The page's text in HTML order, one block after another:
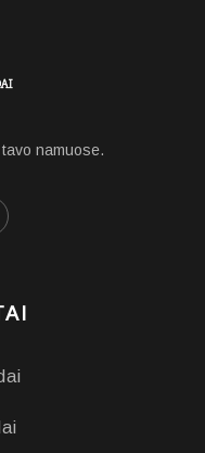
namuose.